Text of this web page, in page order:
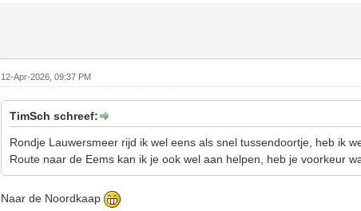
12-Apr-2026, 09:37 PM
TimSch schreef:
Rondje Lauwersmeer rijd ik wel eens als snel tussendoortje, heb ik
Route naar de Eems kan ik je ook wel aan helpen, heb je voorkeur
Naar de Noordkaap